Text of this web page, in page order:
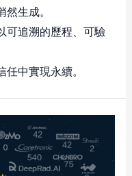
生成。
可追溯的歷程、可驗
中實現永續。